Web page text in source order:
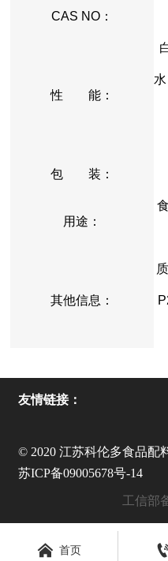
CAS NO：
性 能：
包 装：
用途：
其他信息：
友情链接：
© 2020 江苏科伦多食品配
苏ICP备09005678号-14
工信部
 首页